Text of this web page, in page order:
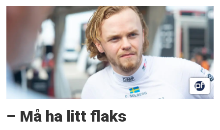
– Må ha litt flaks